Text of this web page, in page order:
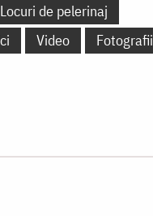
Locuri de pelerinaj
Video Fotografii